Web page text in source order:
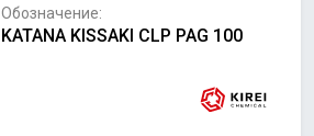
Обозначение:
KATANA KISSAKI CLP PAG 100